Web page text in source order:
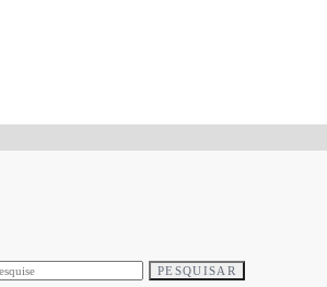
PESQUISAR